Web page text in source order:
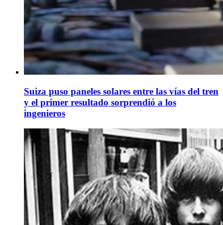
Suiza puso paneles solares entre las vías del tren
y el primer resultado sorprendió a los
ingenieros